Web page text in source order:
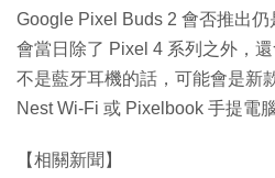
Google Pixel Buds 2 會否推出
會當日除了 Pixel 4 系列之外，
不是藍牙耳機的話，可能會是新
Nest Wi-Fi 或 Pixelbook 手提電腦
【相關新聞】